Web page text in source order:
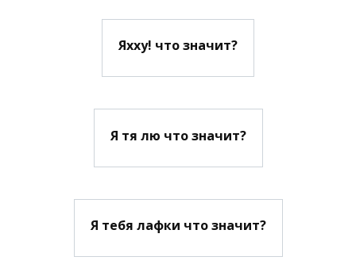
Яхху! что значит?
Я тя лю что значит?
Я тебя лафки что значит?